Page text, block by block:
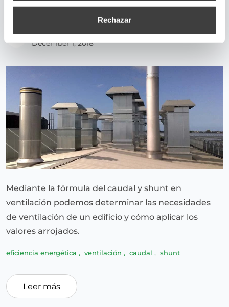
Rechazar
combinan?
December 1, 2018
Mediante la fórmula del caudal y shunt en
ventilación podemos determinar las necesidades
de ventilación de un edificio y cómo aplicar los
valores arrojados.
eficiencia energética , ventilación , caudal , shunt
Leer más